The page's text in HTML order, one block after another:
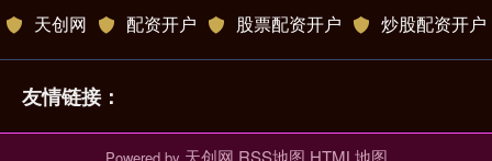
天创网 配资开户 股票配资开户 炒股配资开户
友情链接：
天创网 RSS地图 HTML地图